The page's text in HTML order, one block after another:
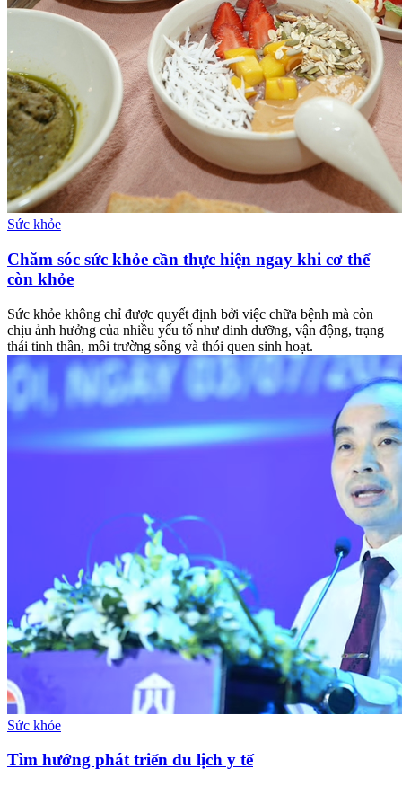
Sức khỏe
Chăm sóc sức khỏe cần thực hiện ngay khi cơ thể
còn khỏe
Sức khỏe không chỉ được quyết định bởi việc chữa bệnh mà còn
chịu ảnh hưởng của nhiều yếu tố như dinh dưỡng, vận động, trạng
thái tinh thần, môi trường sống và thói quen sinh hoạt.
Sức khỏe
Tìm hướng phát triển du lịch y tế